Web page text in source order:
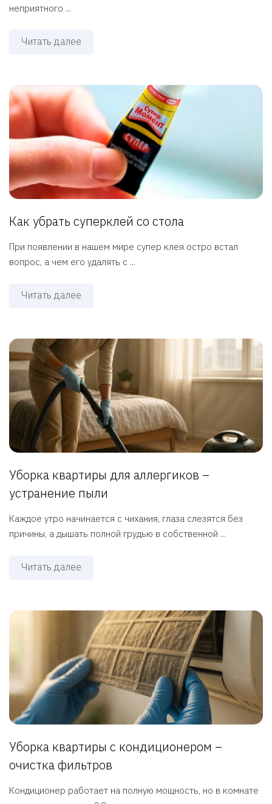
неприятного ...
Читать далее
Как убрать суперклей со стола
При появлении в нашем мире супер клея остро встал
вопрос, а чем его удалять с ...
Читать далее
Уборка квартиры для аллергиков –
устранение пыли
Каждое утро начинается с чихания, глаза слезятся без
причины, а дышать полной грудью в собственной ...
Читать далее
Уборка квартиры с кондиционером –
очистка фильтров
Кондиционер работает на полную мощность, но в комнате